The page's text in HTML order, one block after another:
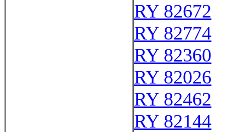
RY 82672
RY 82774
RY 82360
RY 82026
RY 82462
RY 82144